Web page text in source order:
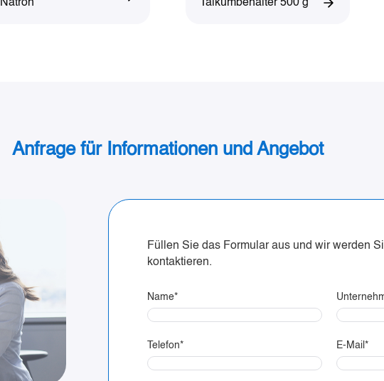
Natron
Talkumbehälter 500 g
Anfrage für Informationen und Angebot
Füllen Sie das Formular aus und wir werden
kontaktieren.
Name*
Telefon* E-Mail *